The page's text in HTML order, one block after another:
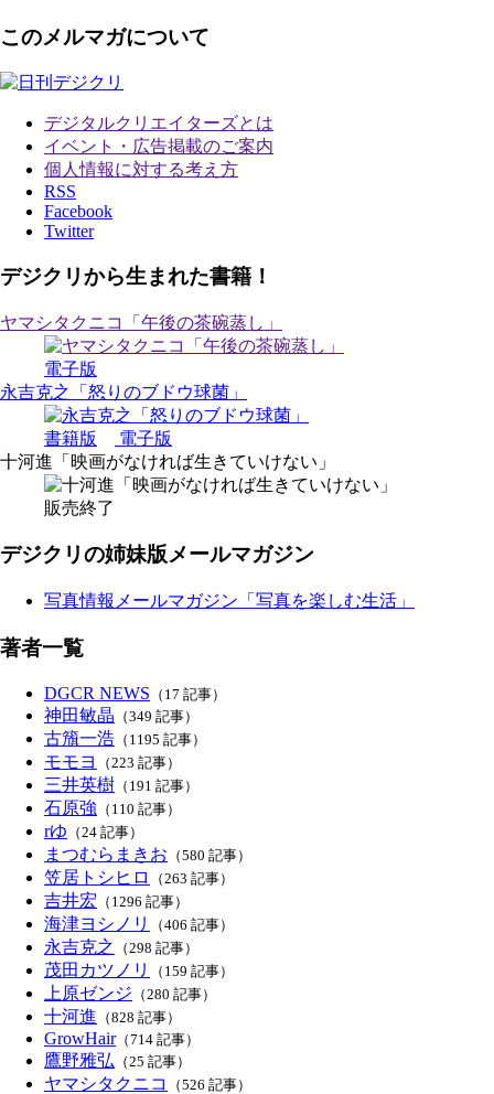
このメルマガについて
デジタルクリエイターズとは
イベント・広告掲載のご案内
個人情報に対する考え方
RSS
Facebook
Twitter
デジクリから生まれた書籍！
ヤマシタクニコ「午後の茶碗蒸し」
電子版
永吉克之「怒りのブドウ球菌」
書籍版
電子版
十河進「映画がなければ生きていけない」
販売終了
デジクリの姉妹版メールマガジン
写真情報メールマガジン「写真を楽しむ生活」
著者一覧
DGCR NEWS （17 記事）
神田敏晶 （349 記事）
古籏一浩 （1195 記事）
モモヨ （223 記事）
三井英樹 （191 記事）
石原強 （110 記事）
rゆ （24 記事）
まつむらまきお （580 記事）
笠居トシヒロ （263 記事）
吉井宏 （1296 記事）
海津ヨシノリ （406 記事）
永吉克之 （298 記事）
茂田カツノリ （159 記事）
上原ゼンジ （280 記事）
十河進 （828 記事）
GrowHair（714 記事）
鷹野雅弘 （25 記事）
ヤマシタクニコ （526 記事）